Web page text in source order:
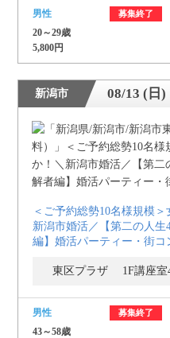
男性 募集終了
20～29歳
5,800円
新潟市 08/13 (日)
＜ご予約総勢10名様規模
新潟市婚活／【第二の人
編】婚活パーティー・街
東区プラザ 1F講座室
男性 募集終了
43～58歳